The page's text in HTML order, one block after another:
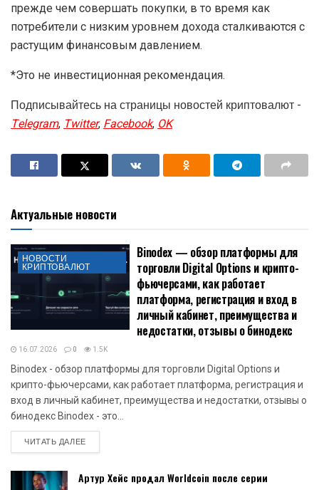
прежде чем совершать покупки, в то время как
потребители с низким уровнем дохода сталкиваются с
растущим финансовым давлением.
*Это не инвестиционная рекомендация.
Подписывайтесь на страницы новостей криптовалют -
Telegram,Twitter,Facebook,OK
Актуальные новости
НОВОСТИ
КРИПТОВАЛЮТ
Binodex — обзор платформы для
торговли Digital Options и крипто-
фьючерсами, как работает
платформа, регистрация и вход в
личный кабинет, преимущества и
недостатки, отзывы о бинодекс
16.07.2026 0 1.5K
Binodex - обзор платформы для торговли Digital Options и
крипто-фьючерсами, как работает платформа, регистрация и
вход в личный кабинет, преимущества и недостатки, отзывы о
бинодекс Binodex - это...
ЧИТАТЬ ДАЛЕЕDETAILS
Артур Хейс продал Worldcoin после серии